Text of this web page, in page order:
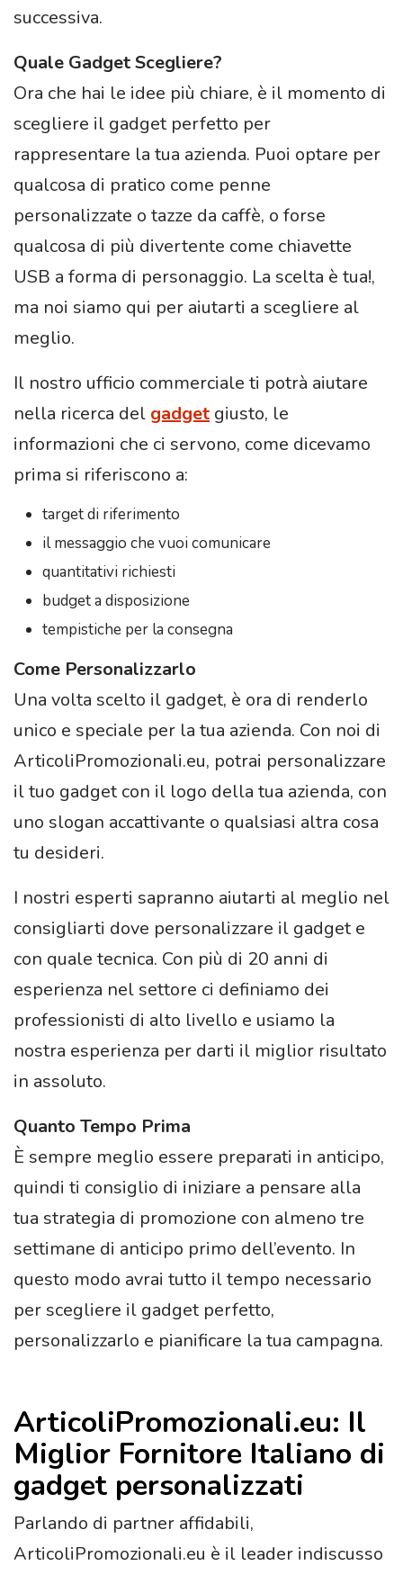
successiva.
Quale Gadget Scegliere?
Ora che hai le idee più chiare, è il momento di
scegliere il gadget perfetto per
rappresentare la tua azienda. Puoi optare per
qualcosa di pratico come penne
personalizzate o tazze da caffè, o forse
qualcosa di più divertente come chiavette
USB a forma di personaggio. La scelta è tua!,
ma noi siamo qui per aiutarti a scegliere al
meglio.
Il nostro ufficio commerciale ti potrà aiutare
nella ricerca del gadget giusto, le
informazioni che ci servono, come dicevamo
prima si riferiscono a:
target di riferimento
il messaggio che vuoi comunicare
quantitativi richiesti
budget a disposizione
tempistiche per la consegna
Come Personalizzarlo
Una volta scelto il gadget, è ora di renderlo
unico e speciale per la tua azienda. Con noi di
ArticoliPromozionali.eu, potrai personalizzare
il tuo gadget con il logo della tua azienda, con
uno slogan accattivante o qualsiasi altra cosa
tu desideri.
I nostri esperti sapranno aiutarti al meglio nel
consigliarti dove personalizzare il gadget e
con quale tecnica. Con più di 20 anni di
esperienza nel settore ci definiamo dei
professionisti di alto livello e usiamo la
nostra esperienza per darti il miglior risultato
in assoluto.
Quanto Tempo Prima
È sempre meglio essere preparati in anticipo,
quindi ti consiglio di iniziare a pensare alla
tua strategia di promozione con almeno tre
settimane di anticipo primo dell’evento. In
questo modo avrai tutto il tempo necessario
per scegliere il gadget perfetto,
personalizzarlo e pianificare la tua campagna.
ArticoliPromozionali.eu: Il
Miglior Fornitore Italiano di
gadget personalizzati
Parlando di partner affidabili,
ArticoliPromozionali.eu è il leader indiscusso